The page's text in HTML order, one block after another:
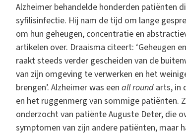
Alzheimer behandelde honderden patiënten
syfilisinfectie. Hij nam de tijd om lange
om hun geheugen, concentratie en
artikelen over. Draaisma citeert: ‘Geheugen
raakt steeds verder gescheiden van de
van zijn omgeving te verwerken en het
brengen’. Alzheimer was een all round arts, in
en het ruggenmerg van sommige patiënten.
onderzocht van patiënte Auguste Deter, die
symptomen van zijn andere patiënten, maar